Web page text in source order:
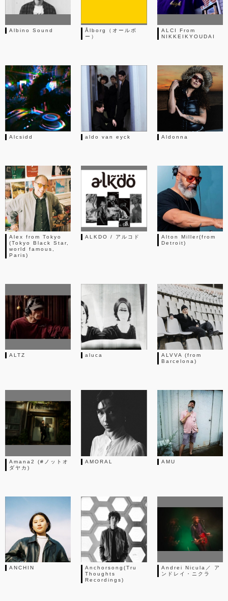
Albino Sound
Ålborg（オールボ
ー）
ALCI From
NIKKEIKYOUDAI
Alcsidd aldo van eyck Aldonna
Alex from Tokyo
(Tokyo Black Star,
world famous,
Paris)
ALKDO / アルコド
Alton Miller(from
Detroit)
ALTZ aluca
ALVVA (from
Barcelona)
Amana2 (#ノットオ
ダヤカ)
AMORAL AMU
ANCHIN
Anchorsong(Tru
Thoughts
Recordings)
Andrei Nicula／ ア
ンドレイ・ニクラ